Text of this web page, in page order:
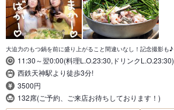
大迫力のもつ鍋を前に盛り上がること間違いなし！記念撮影も♪
11:30～翌0:00(料理L.O.23:30,ドリンクL.O.23:30)
西鉄天神駅より徒歩3分!
3500円
132席(ご予約、ご来店お待ちしております！)